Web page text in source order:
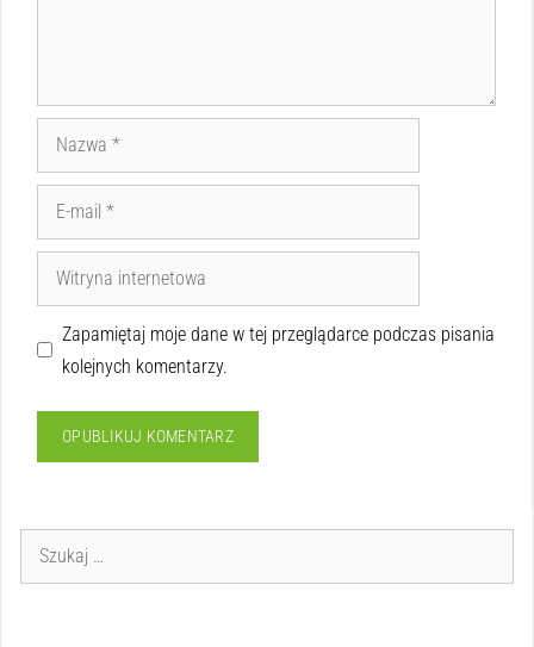
Zapamiętaj moje dane w tej przeglądarce podczas pisania
kolejnych komentarzy.